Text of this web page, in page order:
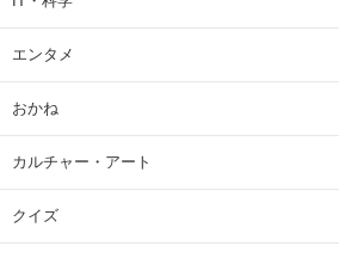
エンタメ
おかね
カルチャー・アート
クイズ